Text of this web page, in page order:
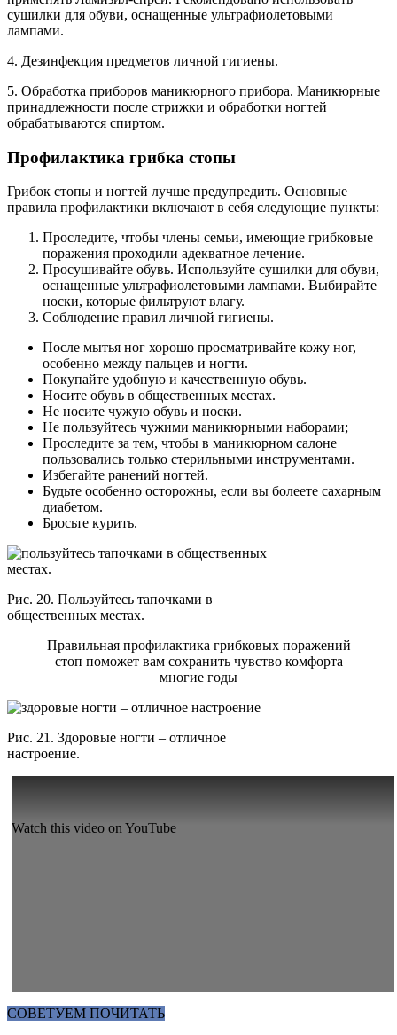
сушилки для обуви, оснащенные ультрафиолетовыми
лампами.
4. Дезинфекция предметов личной гигиены.
5. Обработка приборов маникюрного прибора. Маникюрные
принадлежности после стрижки и обработки ногтей
обрабатываются спиртом.
Профилактика грибка стопы
Грибок стопы и ногтей лучше предупредить. Основные
правила профилактики включают в себя следующие пункты:
Проследите, чтобы члены семьи, имеющие грибковые
поражения проходили адекватное лечение.
Просушивайте обувь. Используйте сушилки для обуви,
оснащенные ультрафиолетовыми лампами. Выбирайте
носки, которые фильтруют влагу.
Соблюдение правил личной гигиены.
После мытья ног хорошо просматривайте кожу ног,
особенно между пальцев и ногти.
Покупайте удобную и качественную обувь.
Носите обувь в общественных местах.
Не носите чужую обувь и носки.
Не пользуйтесь чужими маникюрными наборами;
Проследите за тем, чтобы в маникюрном салоне
пользовались только стерильными инструментами.
Избегайте ранений ногтей.
Будьте особенно осторожны, если вы болеете сахарным
диабетом.
Бросьте курить.
Рис. 20. Пользуйтесь тапочками в
общественных местах.
Правильная профилактика грибковых поражений
стоп поможет вам сохранить чувство комфорта
многие годы
Рис. 21. Здоровые ногти – отличное
настроение.
Watch this video on YouTube
СОВЕТУЕМ ПОЧИТАТЬ